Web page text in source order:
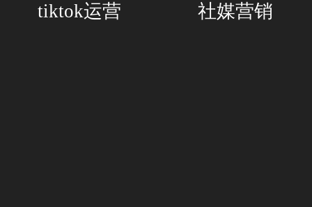
tiktok运营 社媒营销